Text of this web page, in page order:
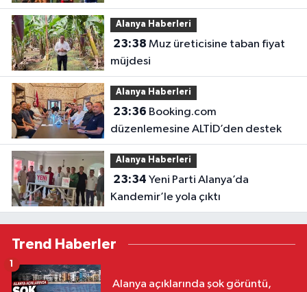
Alanya Haberleri
23:38
müjdesi
Alanya Haberleri
23:36
düzenlemesine ALTİD’den destek
Alanya Haberleri
23:34
Kandemir’le yola çıktı
Trend Haberler
Alanya açıklarında şok görüntü,
1